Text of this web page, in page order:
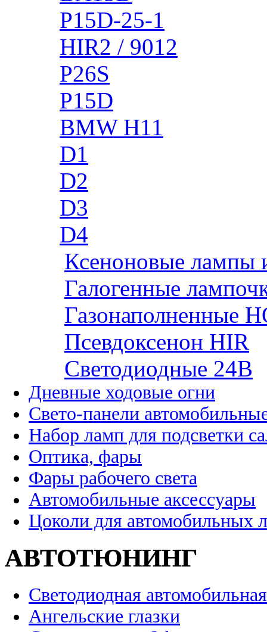
P15D-25-1
HIR2 / 9012
P26S
P15D
BMW H11
D1
D2
D3
D4
Ксеноновые лампы
Галогенные
Газонаполненные
Псевдоксенон HIR
Cветодиодные 24B
Дневные ходовые огни
Свето-панели
Набор ламп для подсветки
Оптика, фары
Фары рабочего света
Автомобильные аксессуары
Цоколи для автомобильных
АВТОТЮНИНГ
Светодиодная
Ангельские глазки